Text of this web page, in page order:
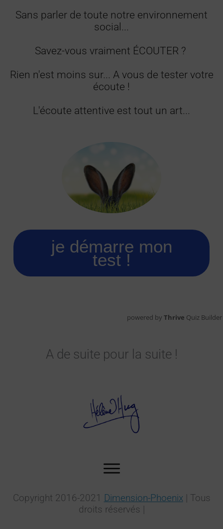
Sans parler de toute notre environnement
social...
Savez-vous vraiment ÉCOUTER ?
Rien n'est moins sur... A vous de tester votre
écoute !
L'écoute attentive est tout un art...
je démarre mon
test !
powered by Thrive Quiz Builder
A de suite pour la suite !
Copyright 2016-2021 Dimension-Phoenix| Tous
droits réservés |